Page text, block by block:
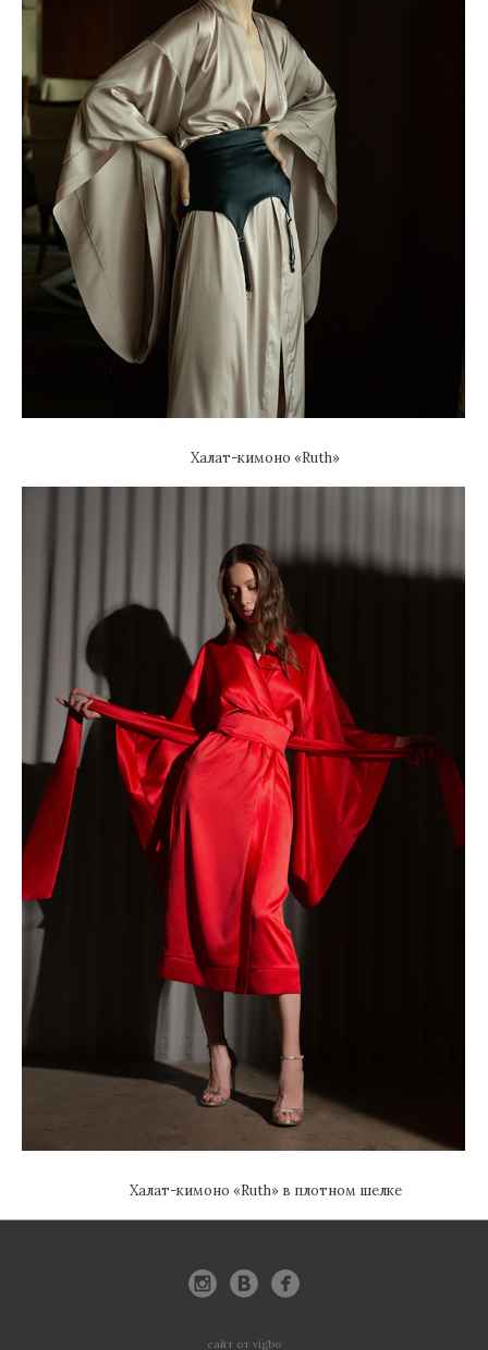
Халат-кимоно «Ruth»
Халат-кимоно «Ruth» в плотном шелке
сайт от vigbo